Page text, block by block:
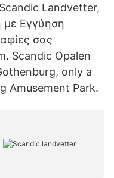
Landvetter,
με Εγγύηση
σας
Scandic Opalen
only a
Amusement Park.